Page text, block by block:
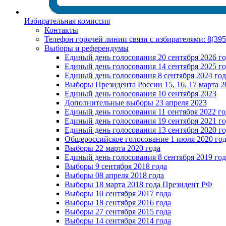
Избирательная комиссия
Контакты
Телефон горячей линии связи с избирателями:
Выборы и референдумы
Единый день голосования 20 сентября 2026
Единый день голосования 14 сентября 2025
Единый день голосования 8 сентября 2024
Выборы Президента России 15, 16, 17 марта
Единый день голосования 10 сентября 2023
Дополнительные выборы 23 апреля 2023
Единый день голосования 11 сентября 2022
Единый день голосования 19 сентября 2021
Единый день голосования 13 сентября 2020
Общероссийское голосование 1 июля 2020
Выборы 22 марта 2020 года
Единый день голосования 8 сентября 2019
Выборы 9 сентября 2018 года
Выборы 08 апреля 2018 года
Выборы 18 марта 2018 года Президент РФ
Выборы 10 сентября 2017 года
Выборы 18 сентября 2016 года
Выборы 27 сентября 2015 года
Выборы 14 сентября 2014 года